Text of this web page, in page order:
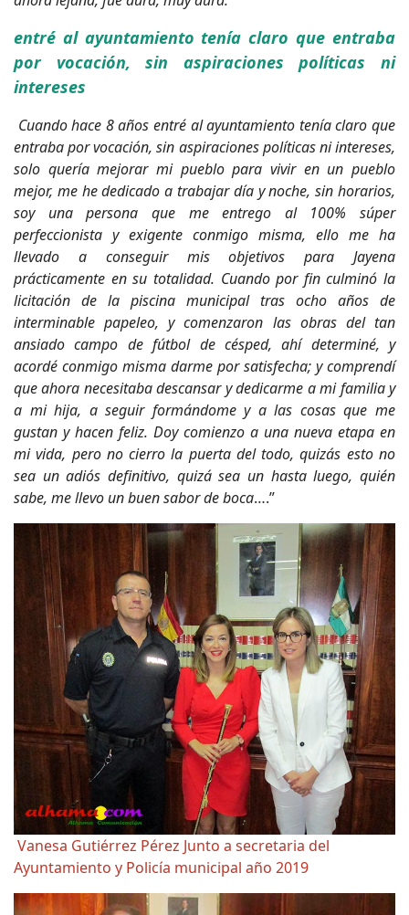
entré al ayuntamiento tenía claro que entraba
por vocación, sin aspiraciones políticas ni
intereses
Cuando hace 8 años entré al ayuntamiento tenía claro que
entraba por vocación, sin aspiraciones políticas ni intereses,
solo quería mejorar mi pueblo para vivir en un pueblo
mejor, me he dedicado a trabajar día y noche, sin horarios,
soy una persona que me entrego al 100% súper
perfeccionista y exigente conmigo misma, ello me ha
llevado a conseguir mis objetivos para Jayena
prácticamente en su totalidad. Cuando por fin culminó la
licitación de la piscina municipal tras ocho años de
interminable papeleo, y comenzaron las obras del tan
ansiado campo de fútbol de césped, ahí determiné, y
acordé conmigo misma darme por satisfecha; y comprendí
que ahora necesitaba descansar y dedicarme a mi familia y
a mi hija, a seguir formándome y a las cosas que me
gustan y hacen feliz. Doy comienzo a una nueva etapa en
mi vida, pero no cierro la puerta del todo, quizás esto no
sea un adiós definitivo, quizá sea un hasta luego, quién
sabe, me llevo un buen sabor de boca….”
Vanesa Gutiérrez Pérez Junto a secretaria del
Ayuntamiento y Policía municipal año 2019